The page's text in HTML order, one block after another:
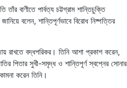
তাঁর বাণীতে পার্বত্য চট্টগ্রাম শান্তিচুক্তি
বলেন, শান্তিপূর্ণভাবে বিরোধ নিষ্পত্তির
রাখতে বদ্ধপরিকর। তিনি আশা প্রকাশ করেন,
পিতার সুখী-সমৃদ্ধ ও শান্তিপূর্ণ স্বপ্নের সোনার
করেন তিনি।